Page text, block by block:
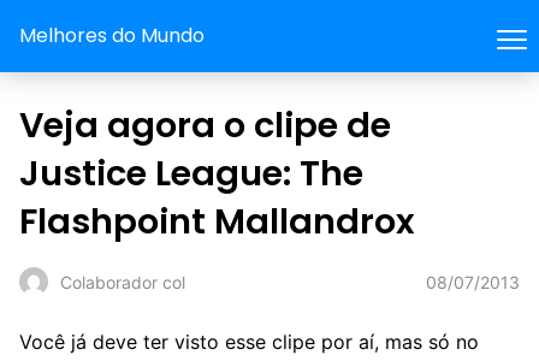
Melhores do Mundo
Veja agora o clipe de
Justice League: The
Flashpoint Mallandrox
Colaborador col 08/07/2013
Você já deve ter visto esse clipe por aí, mas só no